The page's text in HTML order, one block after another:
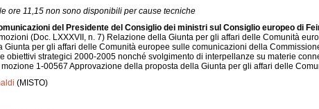
ore 11,15 non sono disponibili per cause tecniche
del Presidente del Consiglio dei ministri sul Consiglio europeo di
(Doc. LXXXVII, n. 7) Relazione della Giunta per gli affari delle Comunità
Giunta per gli affari delle Comunità europee sulle comunicazioni della
obiettivi strategici 2000-2005 nonché svolgimento di interpellanze su materie
1-00567 Approvazione della proposta della Giunta per gli affari delle
(MISTO)